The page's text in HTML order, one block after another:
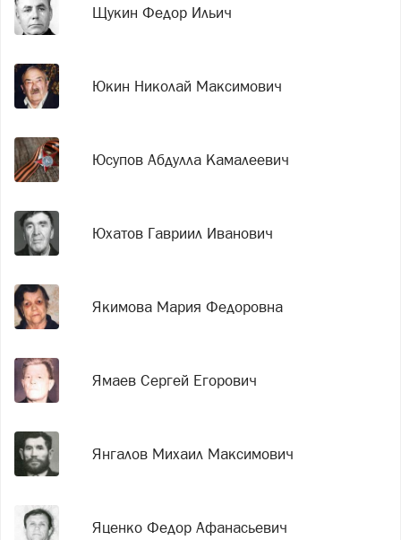
Щукин Федор Ильич
Юкин Николай Максимович
Юсупов Абдулла Камалеевич
Юхатов Гавриил Иванович
Якимова Мария Федоровна
Ямаев Сергей Егорович
Янгалов Михаил Максимович
Яценко Федор Афанасьевич